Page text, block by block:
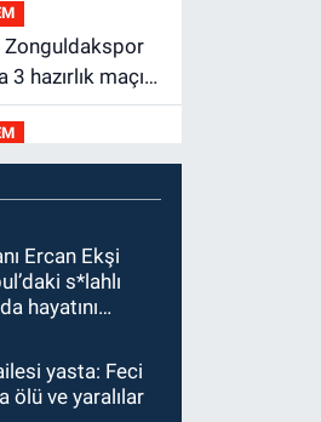
3 hazırlık maçı
İşte
Çaycuma
görüldü:
TMO kabuklu
fiyatlarını
Zonguldak'ta
Ercan Ekşi
s*lahlı
hayatını
yasta: Feci
ölü ve yaralılar